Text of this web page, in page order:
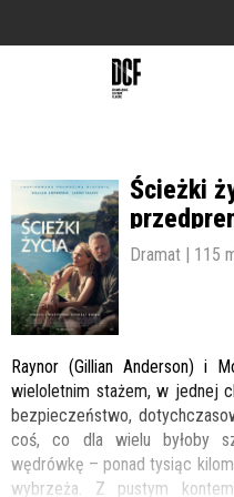
14 52
Ścieżki
Dramat | 115
Raynor (Gillian Anderson) i
wieloletnim stażem, w jednej
bezpieczeństwo,
coś, co dla wielu byłoby
wędrówkę – ponad tysiąc
wybrzeża. Z pustym